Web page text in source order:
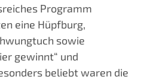
Programm
eine Hüpfburg,
sowie
gewinnt“ und
beliebt waren die